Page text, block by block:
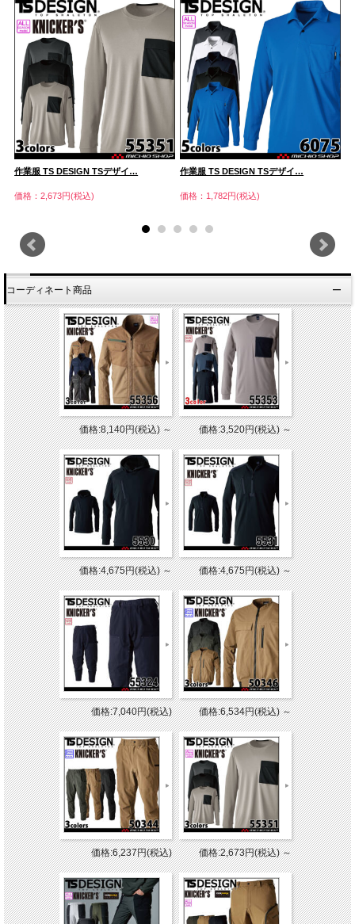
作業服 TS DESIGN TSデザイ…
価格：2,673円(税込)
作業服 TS DESIGN TSデザイ…
価格：1,782円(税込)
コーディネート商品
価格:8,140円(税込)～ 価格:3,520円(税込)～
価格:4,675円(税込)～ 価格:4,675円(税込)～
価格:7,040円(税込) 価格:6,534円(税込)～
価格:6,237円(税込) 価格:2,673円(税込)～